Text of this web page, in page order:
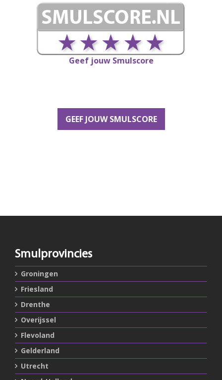
Geef jouw Smulscore
GEEF JOUW SMULSCORE
Smulprovincies
Groningen
Friesland
Drenthe
Overijssel
Flevoland
Gelderland
Utrecht